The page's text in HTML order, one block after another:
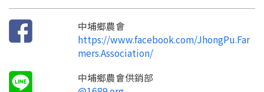
中埔鄉農會
https://www.facebook.com/JhongPu.Far
mers.Association/
中埔鄉農會供銷部
嗨~這個 LINE 帳號還沒有註冊過，
您要繼續嗎？
返回
點擊加入 LINE 好友
註冊完成了！
填寫申請資料
您的申請資料正在等候審查中，
要申請新產品嗎？
查看申請進度
想知道怎麼做更容易通過審核嗎？
看看申請教學吧！
如果你已經準備好了，
點擊「直接申請」按鈕開始填寫申請表。